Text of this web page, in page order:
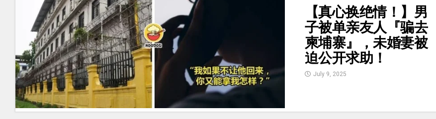
【真心换绝情！】男
子被单亲友人『骗去
柬埔寨』，未婚妻被
迫公开求助！
July 9, 2025